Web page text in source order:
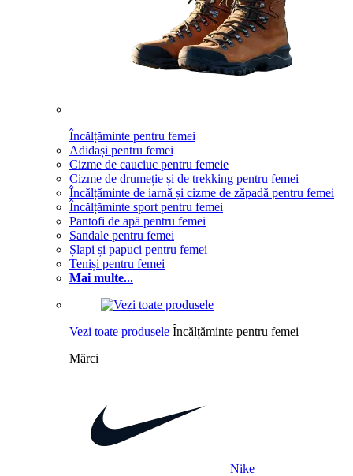
Încălțăminte pentru femei
Adidași pentru femei
Cizme de cauciuc pentru femeie
Cizme de drumeție și de trekking pentru femei
Încălțăminte de iarnă și cizme de zăpadă pentru femei
Încălțăminte sport pentru femei
Pantofi de apă pentru femei
Sandale pentru femei
Șlapi și papuci pentru femei
Teniși pentru femei
Mai multe...
Vezi toate produsele Încălțăminte pentru femei
Mărci
Nike